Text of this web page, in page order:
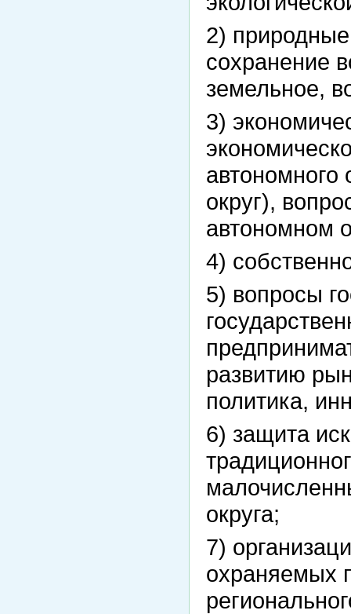
2)
сохранение
земельное,
3)
округ),
автономном
4)
5) вопросы
развитию
политика,
6) защита
округа;
7)
охраняемых